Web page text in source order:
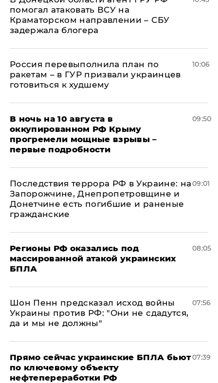
помогал атаковать ВСУ на
Краматорском направлении – СБУ
задержала блогера
Россия перевыполнила план по
ракетам – в ГУР призвали украинцев
готовиться к худшему
10:06
В ночь на 10 августа в
оккупированном РФ Крыму
прогремели мощные взрывы –
первые подробности
09:50
Последствия террора РФ в Украине: на
Запорожчине, Днепропетровщине и
Донетчине есть погибшие и раненые
гражданские
09:01
Регионы РФ оказались под
массированной атакой украинских
БПЛА
08:05
Шон Пенн предсказал исход войны
Украины против РФ: "Они не сдадутся,
да и мы не должны"
07:56
Прямо сейчас украинские БПЛА бьют
по ключевому объекту
нефтепереработки РФ
07:39